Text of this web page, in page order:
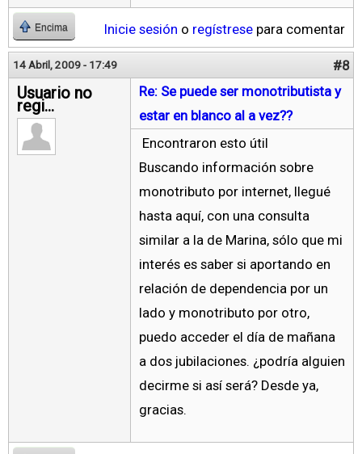
Encima Inicie sesión o regístrese para comentar
14 Abril, 2009 - 17:49 #8
Usuario no
regi...
Re: Se puede ser monotributista y
estar en blanco al a vez??
Encontraron esto útil
Buscando información sobre
monotributo por internet, llegué
hasta aquí, con una consulta
similar a la de Marina, sólo que mi
interés es saber si aportando en
relación de dependencia por un
lado y monotributo por otro,
puedo acceder el día de mañana
a dos jubilaciones. ¿podría alguien
decirme si así será? Desde ya,
gracias.